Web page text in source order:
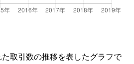
取引数の推移を表したグラフで